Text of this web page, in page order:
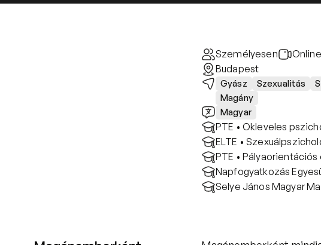
Személyesen
Online
Budapest
Gyász Szexualitás
Magány
Magyar
PTE • Okleveles
ELTE •
PTE •
Napfogyatkozás
Selye János Magyar